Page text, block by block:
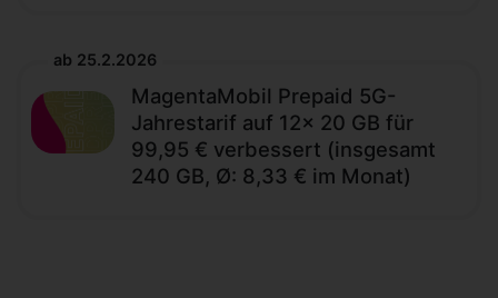
ab 25.2.2026
MagentaMobil Prepaid 5G-
Jahrestarif auf 12x 20 GB für
99,95 € verbessert (insgesamt
240 GB, Ø: 8,33 € im Monat)